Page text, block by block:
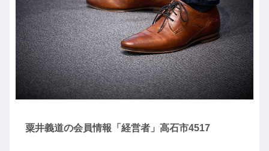
粟井義道の会員情報「経営者」高石市4517